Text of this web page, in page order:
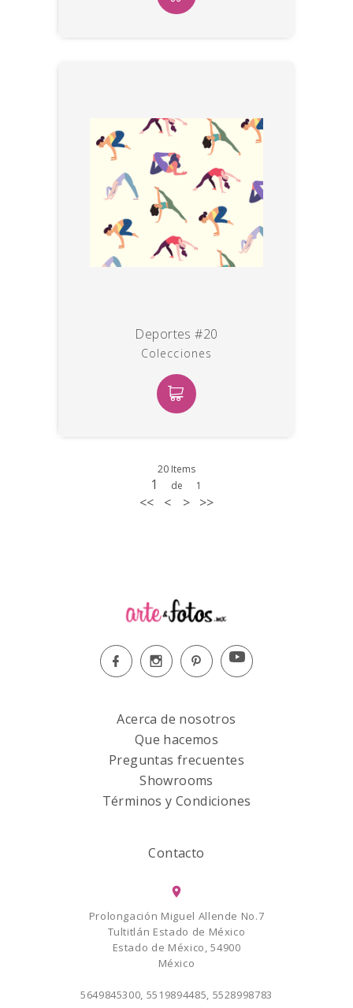
Deportes #20
Colecciones
20 Items
1 de 1
<< < > >>
Acerca de nosotros
Que hacemos
Preguntas frecuentes
Showrooms
Términos y Condiciones
Contacto
Prolongación Miguel Allende No.7
Tultitlán Estado de México
Estado de México, 54900
México
5649845300, 5519894485, 5528998783